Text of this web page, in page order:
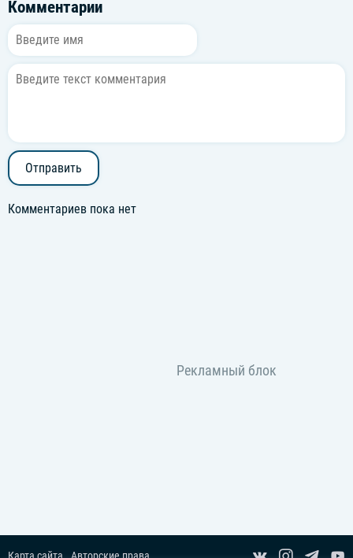
Комментарии
Отправить
Комментариев пока нет